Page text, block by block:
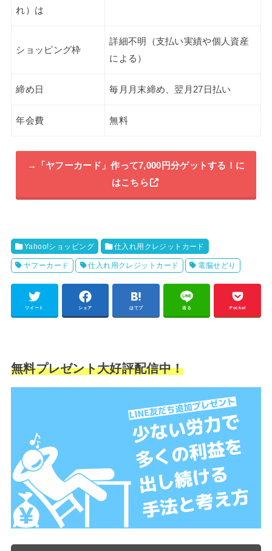
れ）は
ショッピング枠
詳細不明（支払い実績や個人資産
による）
締め日 毎月月末締め、翌月27日払い
年会費 無料
→「ヤフーカード」作って7,000円分ゲットする！に
はこちら
Yahoo!ショッピング 仕入れ用クレジットカード
ヤフーカード 仕入れ用クレジットカード 電脳せどり
ツイート シェア はてブ 送る Pocket
無料プレゼント大好評配信中！